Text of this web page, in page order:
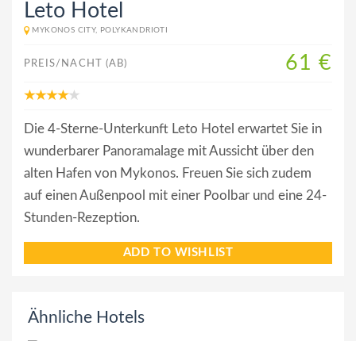
Leto Hotel
MYKONOS CITY, POLYKANDRIOTI
PREIS/NACHT (AB) 61 €
Die 4-Sterne-Unterkunft Leto Hotel erwartet Sie in
wunderbarer Panoramalage mit Aussicht über den
alten Hafen von Mykonos. Freuen Sie sich zudem
auf einen Außenpool mit einer Poolbar und eine 24-
Stunden-Rezeption.
ADD TO WISHLIST
Ähnliche Hotels